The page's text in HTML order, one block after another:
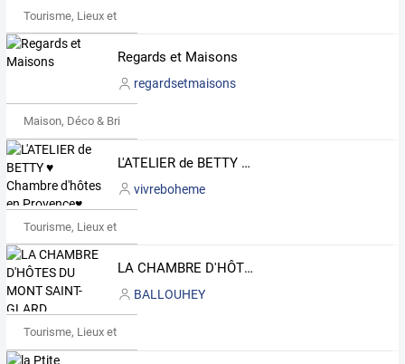
Tourisme, Lieux et Événements
Regards et Maisons
regardsetmaisons
Maison, Déco & Bricolage
L'ATELIER de BETTY ♥ Chambre d'hôtes en Provence♥
vivreboheme
Tourisme, Lieux et Événements
LA CHAMBRE D'HÔTES DU MONT SAINT-GLARD, CHEVRIÈRES, ISERE
BALLOUHEY
Tourisme, Lieux et Événements